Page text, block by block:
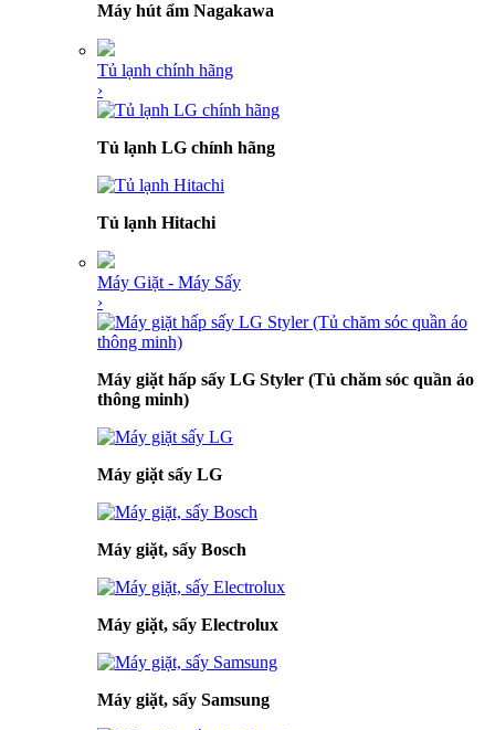
Máy hút ẩm Nagakawa
Tủ lạnh chính hãng
›
Tủ lạnh LG chính hãng
Tủ lạnh Hitachi
Máy Giặt - Máy Sấy
›
Máy giặt hấp sấy LG Styler (Tủ chăm sóc quần áo
thông minh)
Máy giặt sấy LG
Máy giặt, sấy Bosch
Máy giặt, sấy Electrolux
Máy giặt, sấy Samsung